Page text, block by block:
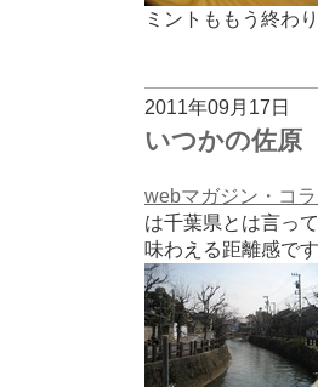
ミントももう終わり
2011年09月17日
いつかの佐原
webマガジン・コ
は千葉県とは言っ
味わえる距離感です